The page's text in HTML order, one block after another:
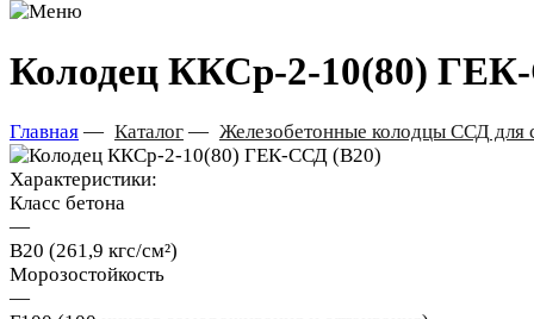
Колодец ККСр-2-10(80)
Главная — Каталог— Железобетонные колодцы ССД для
Характеристики:
Класс бетона
—
В20 (261,9 кгс/см²)
Морозостойкость
—